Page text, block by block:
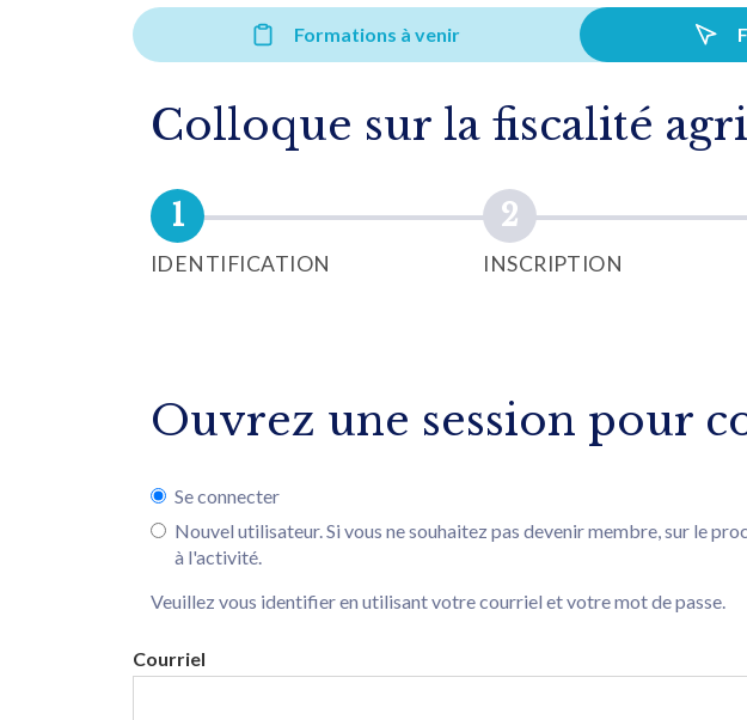
Formations à venir
Colloque sur la fiscalité
IDENTIFICATION INSCRIPTION
Ouvrez une session pour
Se connecter
Nouvel utilisateur. Si vous ne souhaitez pas devenir membre, sur le
à l'activité.
Veuillez vous identifier en utilisant votre courriel et votre mot de passe.
Courriel